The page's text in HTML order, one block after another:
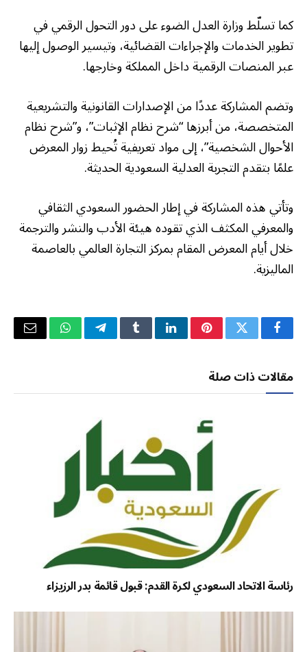
كما تسلّط وزارة العدل الضوء على دور التحول الرقمي في
تطوير الخدمات والإجراءات القضائية، وتيسير الوصول إليها
عبر المنصات الرقمية داخل المملكة وخارجها.
وتضم المشاركة عددًا من الإصدارات القانونية والتشريعية
المتخصصة، من أبرزها “شرح نظام الإثبات”، و”شرح نظام
الأحوال الشخصية”، إلى مواد تعريفية تُحيط زوار المعرض
علمًا بتقدم التجربة العدلية السعودية الحديثة.
وتأتي هذه المشاركة في إطار الحضور السعودي الثقافي
والمعرفي المكثف الذي تقوده هيئة الأدب والنشر والترجمة
خلال أيام المعرض المقام بمركز التجارة العالمي بالعاصمة
الماليزية.
فيسبوكتويتر بينتيريستلينكدإنTumblrتيلقرامواتسابالبريد
مقالات ذات صلة
رئاسة الاتحاد السعودي لكرة القدم: قبول قائمة بدر الرزيزاء